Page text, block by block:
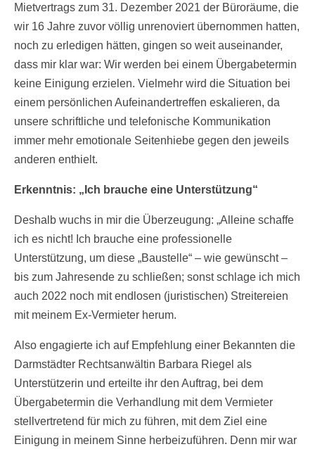
Mietvertrags zum 31. Dezember 2021 der Büroräume, die
wir 16 Jahre zuvor völlig unrenoviert übernommen hatten,
noch zu erledigen hätten, gingen so weit auseinander,
dass mir klar war: Wir werden bei einem Übergabetermin
keine Einigung erzielen. Vielmehr wird die Situation bei
einem persönlichen Aufeinandertreffen eskalieren, da
unsere schriftliche und telefonische Kommunikation
immer mehr emotionale Seitenhiebe gegen den jeweils
anderen enthielt.
Erkenntnis: „Ich brauche eine Unterstützung“
Deshalb wuchs in mir die Überzeugung: „Alleine schaffe
ich es nicht! Ich brauche eine professionelle
Unterstützung, um diese „Baustelle“ – wie gewünscht –
bis zum Jahresende zu schließen; sonst schlage ich mich
auch 2022 noch mit endlosen (juristischen) Streitereien
mit meinem Ex-Vermieter herum.
Also engagierte ich auf Empfehlung einer Bekannten die
Darmstädter Rechtsanwältin Barbara Riegel als
Unterstützerin und erteilte ihr den Auftrag, bei dem
Übergabetermin die Verhandlung mit dem Vermieter
stellvertretend für mich zu führen, mit dem Ziel eine
Einigung in meinem Sinne herbeizuführen. Denn mir war